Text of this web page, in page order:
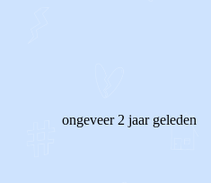
ongeveer 2 jaar geleden